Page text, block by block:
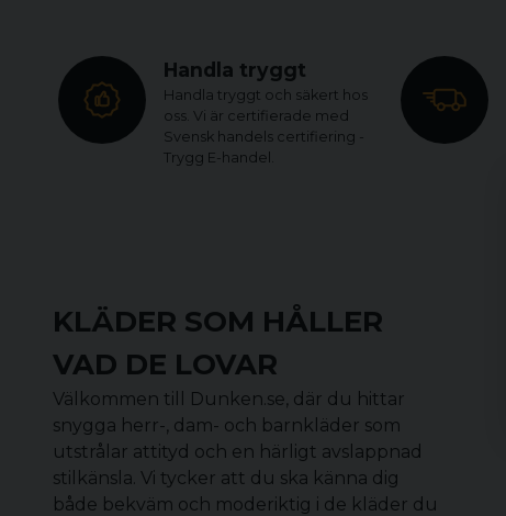
Handla tryggt
Handla tryggt och säkert hos
oss. Vi är certifierade med
Svensk handels certifiering -
Trygg E-handel.
KLÄDER SOM HÅLLER
VAD DE LOVAR
Välkommen till Dunken.se, där du hittar
snygga herr-, dam- och barnkläder som
utstrålar attityd och en härligt avslappnad
stilkänsla. Vi tycker att du ska känna dig
både bekväm och moderiktig i de kläder du